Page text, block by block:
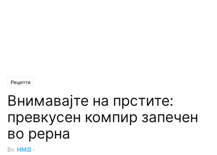
Рецепти
Внимавајте на прстите:
превкусен компир запечен
во рерна
By НМД -